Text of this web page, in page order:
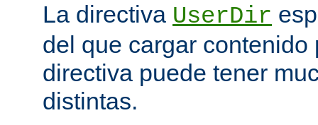
La directiva UserDir
del que cargar contenido
directiva puede tener
distintas.